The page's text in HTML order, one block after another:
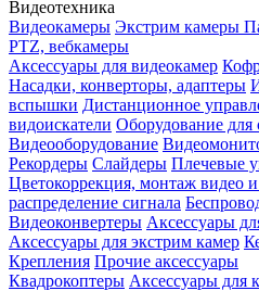
Видеотехника
Видеокамеры Экстрим камеры
PTZ, вебкамеры
Аксессуары для видеокамер
Насадки, конверторы, адаптеры
вспышки Дистанционное
видоискатели Оборудование для
Видеооборудование
Рекордеры Слайдеры Плечевые
Цветокоррекция, монтаж видео и
распределение сигнала
Видеоконвертеры Аксессуары
Аксессуары для экстрим камер
Крепления Прочие аксессуары
Квадрокоптеры Аксессуары для